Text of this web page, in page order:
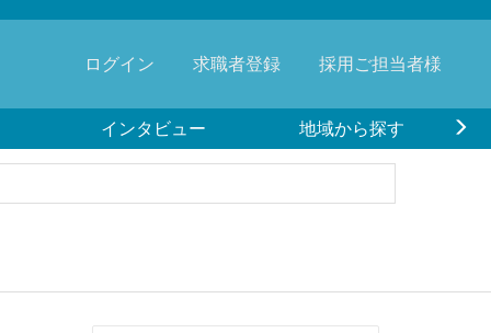
ログイン 求職者登録 採用ご担当者様
インタビュー 地域から探す